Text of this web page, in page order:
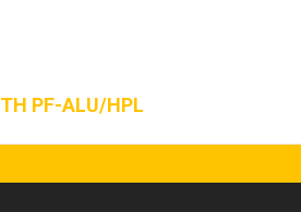
PF-ALU/HPL